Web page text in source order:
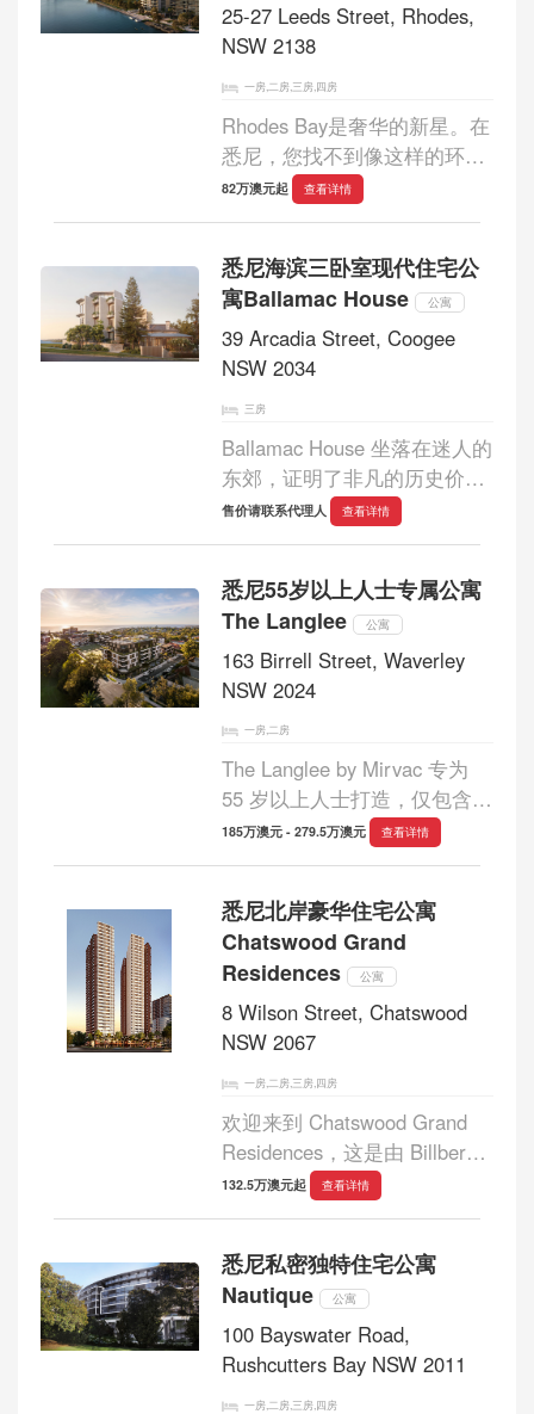
25-27 Leeds Street, Rhodes,
NSW 2138
一房,二房,三房,四房
Rhodes Bay是奢华的新星。在
悉尼，您找不到像这样的环
境：一个安静的纯住宅社区，
拥有豪华的度假村式设施、自
个令人兴奋的国际化中心。这
是目前悉尼唯...
82万澳元起 查看详情
悉尼海滨三卧室现代住宅公
寓Ballamac House
公寓
39 Arcadia Street, Coogee
NSW 2034
三房
Ballamac House 坐落在迷人的
东郊，证明了非凡的历史价值
和永恒的魅力。它位于岬角的
提升到标志性地位，注定会在
悉尼最令人...
售价请联系代理人 查看详情
悉尼55岁以上人士专属公寓
The Langlee
公寓
163 Birrell Street, Waverley
NSW 2024
一房,二房
The Langlee by Mirvac 专为
55 岁以上人士打造，仅包含
55 套精心设计、宽敞明亮的分
层住宅，旨在提供更奢华的生
Mirvac 对品质的承诺，并在每
个细节上都注重细...
185万澳元 - 279.5万澳元 查看详情
悉尼北岸豪华住宅公寓
Chatswood Grand
Residences
公寓
8 Wilson Street, Chatswood
NSW 2067
一房,二房,三房,四房
欢迎来到 Chatswood Grand
Residences，这是由 Billbergia
开发的一系列超豪华 1、2、3
和 4 卧室公寓和顶层公寓。 这
彰显着精致和优雅。由受人尊
敬的开发商与领先...
132.5万澳元起 查看详情
悉尼私密独特住宅公寓
Nautique
公寓
100 Bayswater Road,
Rushcutters Bay NSW 2011
一房,二房,三房,四房